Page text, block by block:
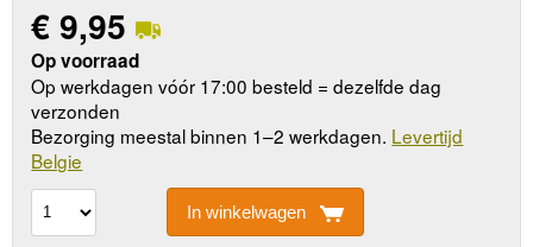
€9,95
Op voorraad
Op werkdagen vóór 17:00 besteld = dezelfde dag
verzonden
Bezorging meestal binnen 1–2 werkdagen. Levertijd
Belgie
In winkelwagen